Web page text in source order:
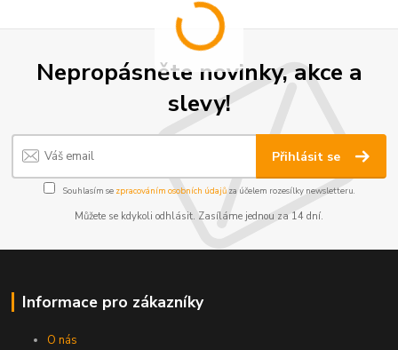
Nepropásněte novinky, akce a
slevy!
Přihlásit se
Souhlasím se zpracováním osobních údajůza účelem rozesílky newsletteru.
Můžete se kdykoli odhlásit. Zasíláme jednou za 14 dní.
Informace pro zákazníky
O nás